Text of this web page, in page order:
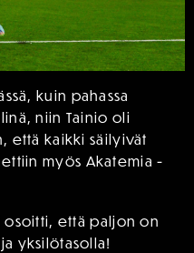
kuin pahassa
niin Tainio oli
että kaikki säilyivät
myös Akatemia -
osoitti, että paljon on
yksilötasolla!